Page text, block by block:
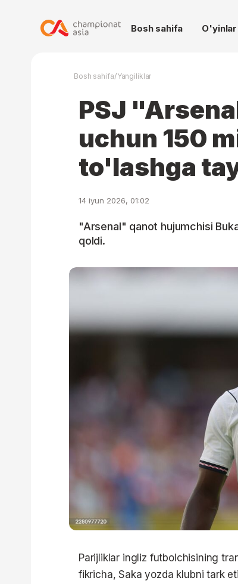
Bosh sahifa O'yinlar
Bosh sahifa/Yangiliklar
PSJ
uchun 150
to'lashga
14 iyun 2026, 01:02
"Arsenal" qanot hujumchisi
qoldi.
Parijliklar ingliz futbolchisining
fikricha, Saka yozda klubni tark